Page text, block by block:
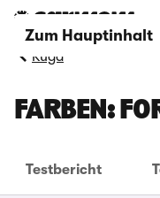
Zum Hauptinhalt
Kuga
FARBEN:
Testbericht